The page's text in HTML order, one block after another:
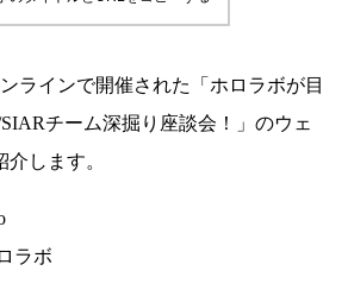
ラインで開催された「ホロラボが目
チーム深掘り座談会！」のウェ
します。
ラボ